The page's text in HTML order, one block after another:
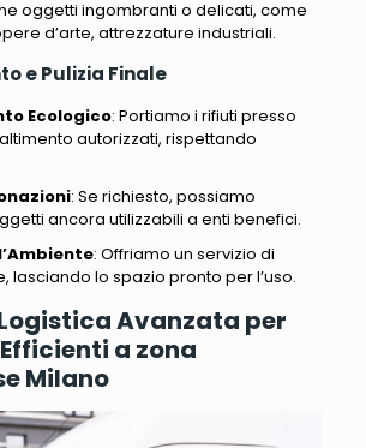
oggetti ingombranti o delicati, come
d’arte, attrezzature industriali.
e Pulizia Finale
Ecologico: Portiamo i rifiuti presso
autorizzati, rispettando
: Se richiesto, possiamo
ancora utilizzabili a enti benefici.
: Offriamo un servizio di
lasciando lo spazio pronto per l’uso.
Avanzata per
a zona
Milano